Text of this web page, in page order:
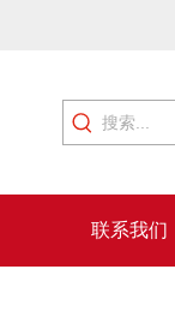
联系我们